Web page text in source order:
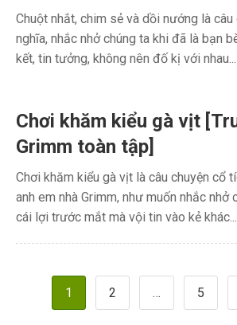
Chuột nhắt, chim sẻ và dồi nướng là câu
nghĩa, nhắc nhở chúng ta khi đã là bạn
kết, tin tưởng, không nên đố kị với nhau...
Chơi khăm kiểu gà vịt
Grimm toàn tập]
Chơi khăm kiểu gà vịt là câu chuyện cổ
anh em nhà Grimm, như muốn nhắc nhở
cái lợi trước mắt mà vội tin vào kẻ
Phân
trang
1 2 … 5